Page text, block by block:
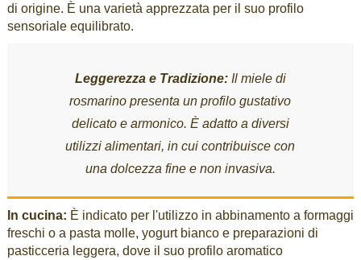
di origine. È una varietà apprezzata per il suo profilo
sensoriale equilibrato.
Leggerezza e Tradizione:Il miele di
rosmarino presenta un profilo gustativo
delicato e armonico. È adatto a diversi
utilizzi alimentari, in cui contribuisce con
una dolcezza fine e non invasiva.
In cucina: È indicato per l'utilizzo in abbinamento a formaggi
freschi o a pasta molle, yogurt bianco e preparazioni di
pasticceria leggera, dove il suo profilo aromatico